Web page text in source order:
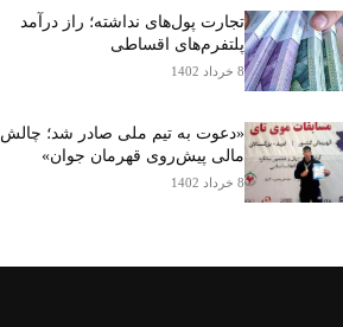
تجارت پول‌های نداشته؛ راز درآمد
پلتفرم‌های اقساطی
8 خرداد 1402
«دعوت به تیم ملی صادر شد؛ چالش
مالی پیش‌روی قهرمان جوان»
8 خرداد 1402